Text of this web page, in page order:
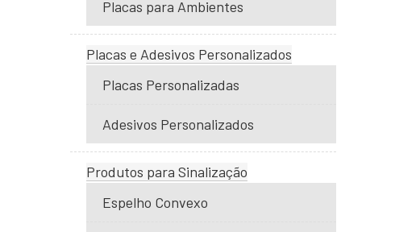
Placas para Ambientes
Placas e Adesivos Personalizados
Placas Personalizadas
Adesivos Personalizados
Produtos para Sinalização
Espelho Convexo